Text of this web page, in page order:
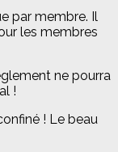
par membre. Il
les membres
ne pourra
!
! Le beau